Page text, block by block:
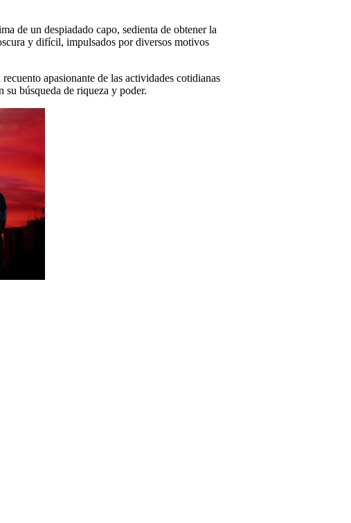
de un despiadado capo, sedienta de obtener la
y difícil, impulsados por diversos motivos
apasionante de las actividades cotidianas
su búsqueda de riqueza y poder.